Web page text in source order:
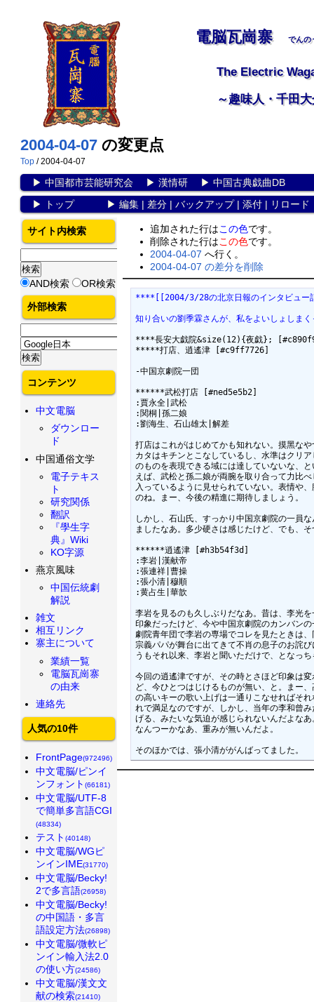
電脳瓦崗寨 でんの
The Electric
～趣味人・千田
2004-04-07 の変更点
Top / 2004-04-07
▶ 中国都市芸能研究会▶ 漢情研▶ 中国古典戯曲DB
▶
トップ▶ 編集| 差分| バックアップ| 添付| リロード
追加された行はこの色です。
削除された行はこの色です。
2004-04-07 へ行く。
2004-04-07 の差分を削除
****[[2004/3/28の北京日報のインタビュー
知り合いの劉季霖さんが、私をよいしょしま
****長安大戯院&size(12){夜戯};
*****打店、逍遙津 [#c9ff7726]
-中国京劇院一団
******武松打店 [#ned5e5b2]
:賈永全|武松
:関桐|孫二娘
:劉海生、石山雄太|解差
打店はこれがはじめてかも知れない。摸黑な
カタはキチンとこなしているし、水準はクリ
のものを表現できる域には達していないな、
えば、武松と孫二娘が両腕を取り合って力比
入っているように見せられていない。表情や
のね。まー、今後の精進に期待しましょう。
しかし、石山氏、すっかり中国京劇院の一員
ましたなあ。多少硬さは感じたけど、でも、
******逍遙津 [#h3b54f3d]
:李岩|漢献帝
:張連祥|曹操
:張小清|穆順
:黄占生|華歆
李岩を見るのも久しぶりだなあ。昔は、李光
印象だったけど、今や中国京劇院のカンバン
劇院青年団で李岩の専場でコレを見たときは
宗義パパが舞台に出てきて不肖の息子のお詫
うもそれ以来、李岩と聞いただけで、となっ
今回の逍遙津ですが、その時とさほど印象は
ど、今ひとつはじけるものが無い、と。まー
の高いキーの歌い上げは一通りこなせればそ
れで満足なのですが、しかし、当年の李和曾
げる、みたいな気迫が感じられないんだよな
なんつーかなあ、重みが無いんだよ。
サイト内検索
AND検索 OR検索
外部検索
コンテンツ
中文電脳
ダウンロー
ド
中国通俗文学
電子テキス
ト
研究関係
翻訳
『學生字
典』Wiki
KO字源
燕京風味
中国伝統劇
解説
雑文
相互リンク
寨主について
業績一覧
電脳瓦崗寨
の由来
連絡先
人気の10件
FrontPage(972496)
中文電脳/ピンイ
ンフォント (66181)
中文電脳/UTF-8
で簡単多言語CGI
(48334)
テスト (40148)
中文電脳/WGピ
ンインIME(31770)
中文電脳/Becky!
2で多言語(26958)
中文電脳/Becky!
の中国語・多言
語設定方法(26898)
中文電脳/微軟ピ
ンイン輸入法2.0
の使い方(24586)
中文電脳/漢文文
献の検索(21410)